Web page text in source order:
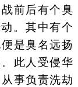
前后有个臭
。其中有个
是臭名远扬
此人受侵华
事负责洗劫